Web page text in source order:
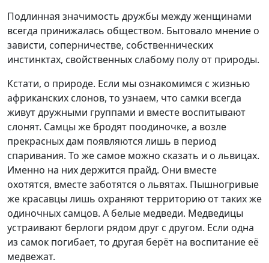
Подлинная значимость дружбы между женщинами
всегда принижалась обществом. Бытовало мнение о
зависти, соперничестве, собственнических
инстинктах, свойственных слабому полу от природы.
Кстати, о природе. Если мы ознакомимся с жизнью
африканских слонов, то узнаем, что самки всегда
живут дружными группами и вместе воспитывают
слонят. Самцы же бродят поодиночке, а возле
прекрасных дам появляются лишь в период
спаривания. То же самое можно сказать и о львицах.
Именно на них держится прайд. Они вместе
охотятся, вместе заботятся о львятах. Пышногривые
же красавцы лишь охраняют территорию от таких же
одиночных самцов. А белые медведи. Медведицы
устраивают берлоги рядом друг с другом. Если одна
из самок погибает, то другая берёт на воспитание её
медвежат.